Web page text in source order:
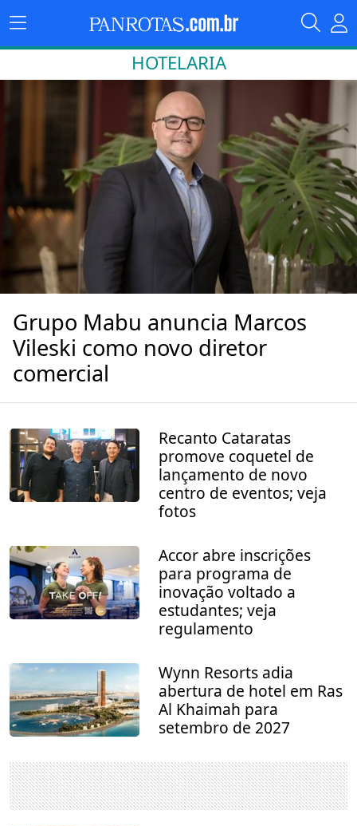
HOTELARIA
Grupo Mabu anuncia Marcos
Vileski como novo diretor
comercial
Recanto Cataratas
promove coquetel de
lançamento de novo
centro de eventos; veja
fotos
Accor abre inscrições
para programa de
inovação voltado a
estudantes; veja
regulamento
Wynn Resorts adia
abertura de hotel em Ras
Al Khaimah para
setembro de 2027